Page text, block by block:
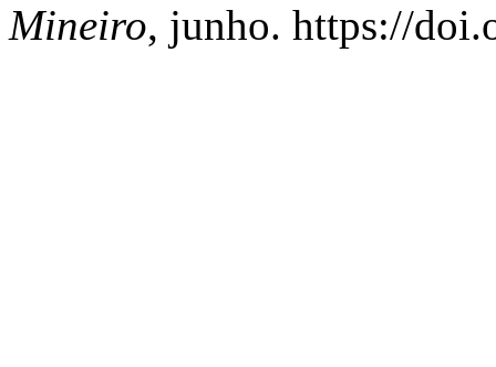
Mineiro, junho. https://